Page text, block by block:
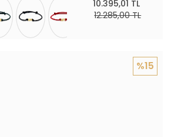
10.395,01 TL
12.285,00 TL
%15